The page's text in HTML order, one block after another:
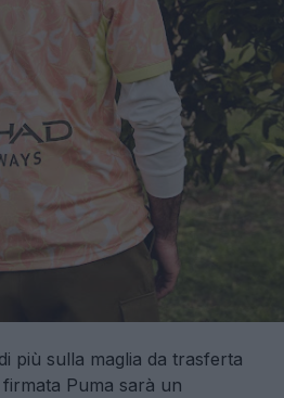
più sulla maglia da trasferta
Puma sarà un